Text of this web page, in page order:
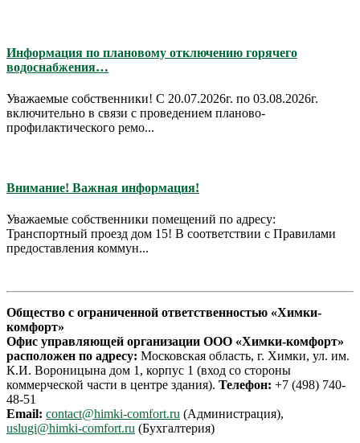
Информация по плановому отключению горячего
водоснабжения…
Уважаемые собственники! С 20.07.2026г. по 03.08.2026г.
включительно в связи с проведением планово-
профилактического ремо...
Внимание! Важная информация!
Уважаемые собственники помещений по адресу:
Транспортный проезд дом 15! В соответствии с Правилами
предоставления коммун...
Общество с ограниченной ответственностью «Химки-
комфорт»
Офис управляющей организации ООО «Химки-комфорт»
расположен по адресу: Московская область, г. Химки, ул. им.
К.И. Вороницына дом 1, корпус 1 (вход со стороны
коммерческой части в центре здания). Телефон: +7 (498) 740-
48-51
Email: contact@himki-comfort.ru (Администрация),
uslugi@himki-comfort.ru (Бухгалтерия)